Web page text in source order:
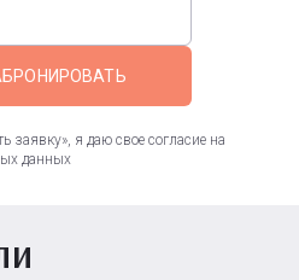
заявку», я даю свое согласие на
данных